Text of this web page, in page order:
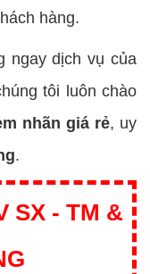
hàng.
ngay dịch vụ của
tôi luôn chào
nhãn giá rẻ, uy
.
SX - TM &